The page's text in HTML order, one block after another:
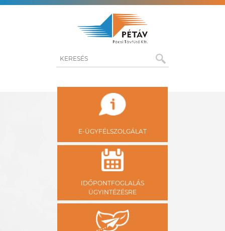
KERESÉS
E-ÜGYFÉLSZOLGÁLAT
IDŐPONTFOGLALÁS
ÜGYINTÉZÉSRE